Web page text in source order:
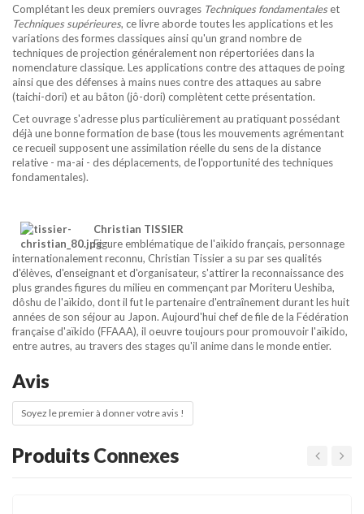
Complétant les deux premiers ouvrages Techniques fondamentaleset
Techniques supérieures, ce livre aborde toutes les applications et les
variations des formes classiques ainsi qu'un grand nombre de
techniques de projection généralement non répertoriées dans la
nomenclature classique. Les applications contre des attaques de poing
ainsi que des défenses à mains nues contre des attaques au sabre
(taichi-dori) et au bâton (jô-dori) complètent cette présentation.
Cet ouvrage s'adresse plus particulièrement au pratiquant possédant
déjà une bonne formation de base (tous les mouvements agrémentant
ce recueil supposent une assimilation réelle du sens de la distance
relative - ma-ai - des déplacements, de l'opportunité des techniques
fondamentales).
Christian TISSIER
Figure emblématique de l'aïkido français, personnage
internationalement reconnu, Christian Tissier a su par ses qualités
d'élèves, d'enseignant et d'organisateur, s'attirer la reconnaissance des
plus grandes figures du milieu en commençant par Moriteru Ueshiba,
dôshu de l'aïkido, dont il fut le partenaire d'entraînement durant les huit
années de son séjour au Japon. Aujourd'hui chef de file de la Fédération
française d'aïkido (FFAAA), il oeuvre toujours pour promouvoir l'aïkido,
entre autres, au travers des stages qu'il anime dans le monde entier.
Avis
Soyez le premier à donner votre avis !
Produits Connexes